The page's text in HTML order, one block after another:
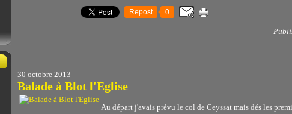
Repost 0
30 octobre 2013
Balade à Blot l'Eglise
Au départ j'avais prévu le col de Ceyssat mais dés les